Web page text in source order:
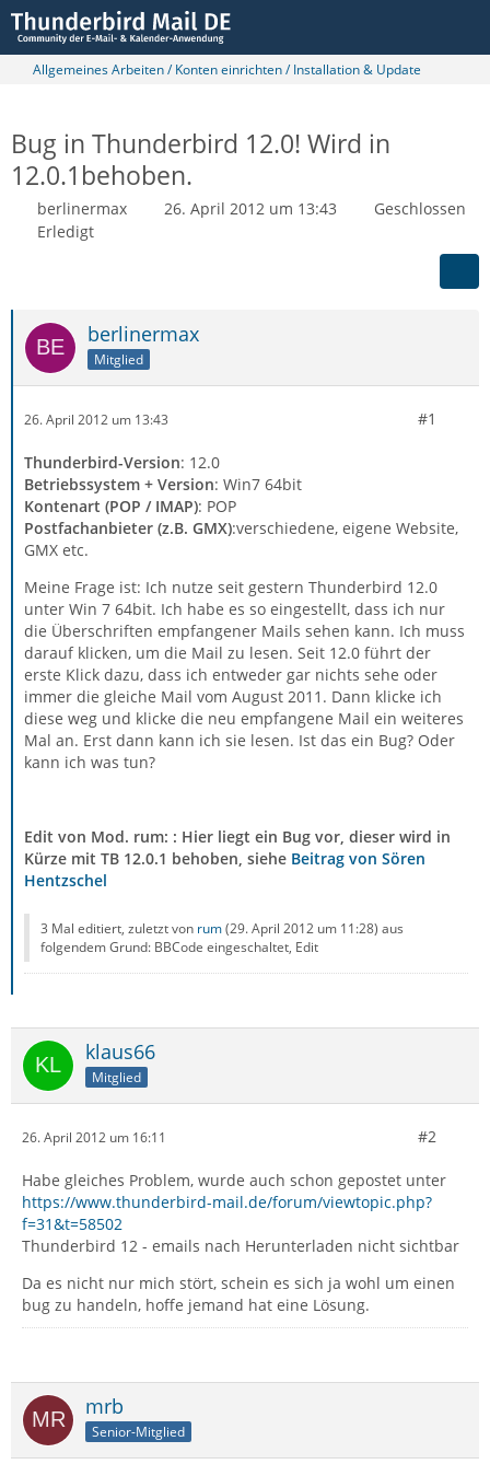
Allgemeines Arbeiten / Konten einrichten / Installation & Update
Bug in Thunderbird 12.0! Wird in
12.0.1behoben.
berlinermax 26. April 2012 um 13:43
Geschlossen
Erledigt
berlinermax
Mitglied
26. April 2012 um 13:43 #1
Thunderbird-Version: 12.0
Betriebssystem + Version: Win7 64bit
Kontenart (POP / IMAP): POP
Postfachanbieter (z.B. GMX):verschiedene, eigene Website,
GMX etc.
Meine Frage ist: Ich nutze seit gestern Thunderbird 12.0
unter Win 7 64bit. Ich habe es so eingestellt, dass ich nur
die Überschriften empfangener Mails sehen kann. Ich muss
darauf klicken, um die Mail zu lesen. Seit 12.0 führt der
erste Klick dazu, dass ich entweder gar nichts sehe oder
immer die gleiche Mail vom August 2011. Dann klicke ich
diese weg und klicke die neu empfangene Mail ein weiteres
Mal an. Erst dann kann ich sie lesen. Ist das ein Bug? Oder
kann ich was tun?
Edit von Mod. rum: : Hier liegt ein Bug vor, dieser wird in
Kürze mit TB 12.0.1 behoben, siehe Beitrag von Sören
Hentzschel
3 Mal editiert, zuletzt von rum(29. April 2012 um 11:28) aus
folgendem Grund: BBCode eingeschaltet, Edit
klaus66
Mitglied
26. April 2012 um 16:11 #2
Habe gleiches Problem, wurde auch schon gepostet unter
https://www.thunderbird-mail.de/forum/viewtopic.php?
f=31&t=58502
Thunderbird 12 - emails nach Herunterladen nicht sichtbar
Da es nicht nur mich stört, schein es sich ja wohl um einen
bug zu handeln, hoffe jemand hat eine Lösung.
mrb
Senior-Mitglied